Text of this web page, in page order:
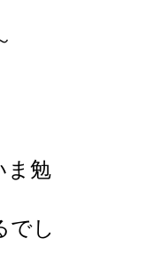
ま勉
でし